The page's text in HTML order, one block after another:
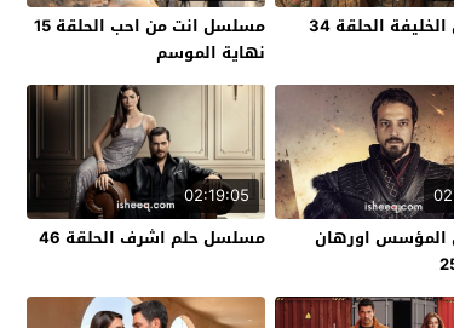
الحلقة 34
مسلسل انت من احب الحلقة 15
نهاية الموسم
اورهان
02:19:05
مسلسل حلم اشرف الحلقة 46